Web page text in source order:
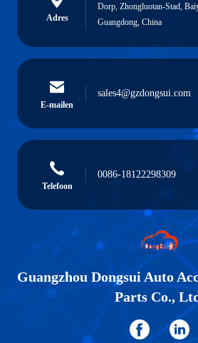
Adres
Dorp, Zhongluotan-Stad,
Guangdong, China
E-mailen
sales4@gzdongsui.com
Telefoon
0086-18122298309
Guangzhou Dongsui Auto
Parts Co.,